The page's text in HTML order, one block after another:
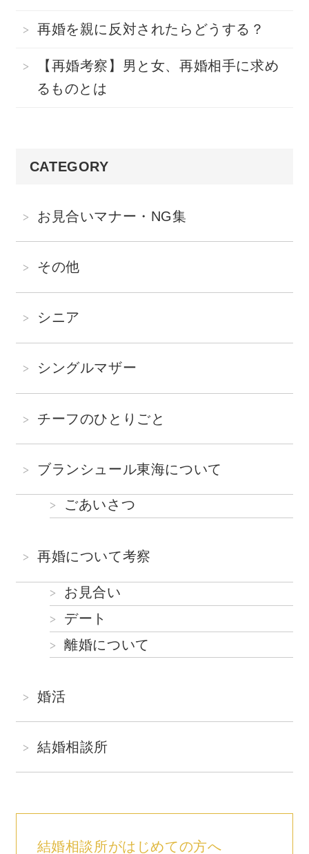
再婚を親に反対されたらどうする？
【再婚考察】男と女、再婚相手に求め
るものとは
CATEGORY
お見合いマナー・NG集
その他
シニア
シングルマザー
チーフのひとりごと
ブランシュール東海について
ごあいさつ
再婚について考察
お見合い
デート
離婚について
婚活
結婚相談所
結婚相談所がはじめての方へ